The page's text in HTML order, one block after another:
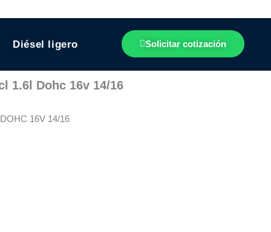
Diésel ligero Solicitar cotización
1.6l Dohc 16v 14/16
16V 14/16